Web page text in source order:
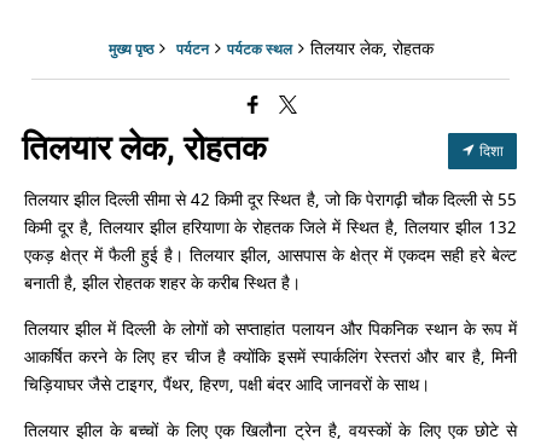
मुख्य पृष्ठ पर्यटन पर्यटक स्थल तिलयार लेक, रोहतक
तिलयार लेक, रोहतक दिशा
तिलयार झील दिल्ली सीमा से 42 किमी दूर स्थित है, जो कि पेरागढ़ी चौक दिल्ली से 55
किमी दूर है, तिलयार झील हरियाणा के रोहतक जिले में स्थित है, तिलयार झील 132
एकड़ क्षेत्र में फैली हुई है। तिलयार झील, आसपास के क्षेत्र में एकदम सही हरे बेल्ट
बनाती है, झील रोहतक शहर के करीब स्थित है।
तिलयार झील में दिल्ली के लोगों को सप्ताहांत पलायन और पिकनिक स्थान के रूप में
आकर्षित करने के लिए हर चीज है क्योंकि इसमें स्पार्कलिंग रेस्तरां और बार है, मिनी
चिड़ियाघर जैसे टाइगर, पैंथर, हिरण, पक्षी बंदर आदि जानवरों के साथ।
तिलयार झील के बच्चों के लिए एक खिलौना ट्रेन है, वयस्कों के लिए एक छोटे से